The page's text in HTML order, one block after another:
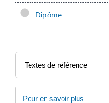
Diplôme
Textes de référence
Pour en savoir plus